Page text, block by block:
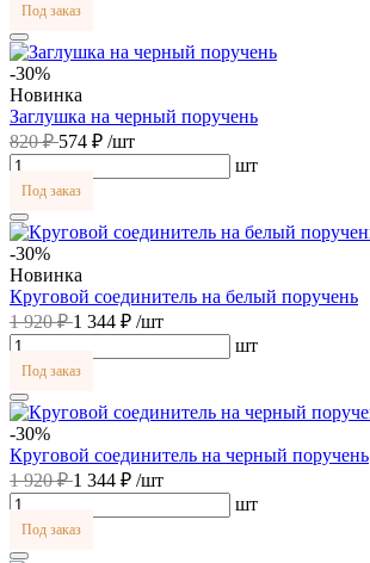
Под заказ
-30%
Новинка
Заглушка на черный поручень
820 ₽574 ₽ /шт
шт
Под заказ
-30%
Новинка
Круговой соединитель на белый поручень
1 920 ₽1 344 ₽ /шт
шт
Под заказ
-30%
Круговой соединитель на черный поручень
1 920 ₽1 344 ₽ /шт
шт
Под заказ